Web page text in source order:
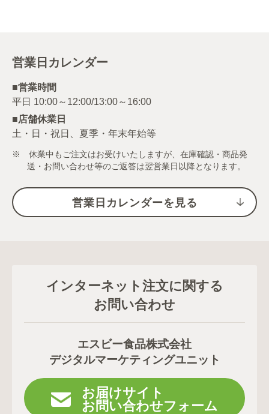
営業日カレンダー
■営業時間
■店舗休業日
土・日・祝日、夏季・年末年始等
※ 休業中もご注文はお受けいたしますが、在庫確認・商品発
送・お問い合わせ等のご返答は翌営業日以降となります。
営業日カレンダーを見る
インターネット注文に関する
お問い合わせ
エスビー食品株式会社
デジタルマーケティングユニット
お届けサイト
お問い合わせフォーム